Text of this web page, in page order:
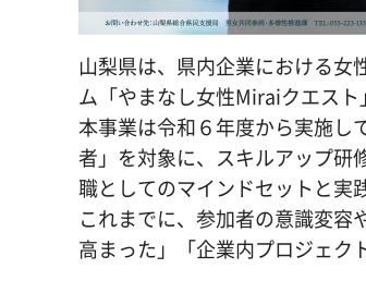
山梨県は、県内企業における
ム「やまなし女性Miraiクエスト
本事業は令和６年度から実施し
者」を対象に、スキルアップ研
職としてのマインドセットと実
これまでに、参加者の意識変
高まった」「企業内プロジェク